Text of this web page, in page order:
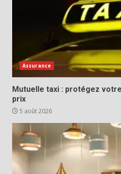
Assurance
Mutuelle taxi : protégez
prix
5 août 2026